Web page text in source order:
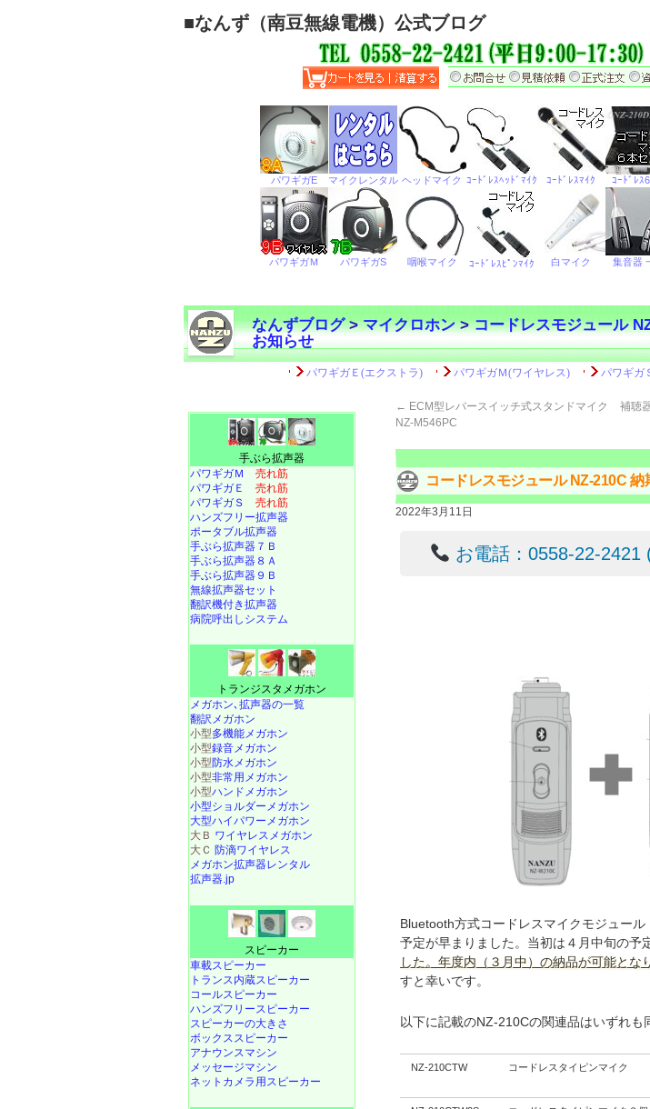
■なんず（南豆無線電機）公式ブログ
なんずブログ>マイクロホン>コードレスモジュール
お知らせ
← ECM型レバースイッチ式スタンドマイク
NZ-M546PC
補聴
コードレスモジュール NZ-210C
2022年3月11日
お電話：0558-22-2421
Bluetooth方式コードレスマイクモジュール
予定が早まりました。当初は４月中旬の予
した。年度内（３月中）の納品が可能とな
すと幸いです。
以下に記載のNZ-210Cの関連品はいずれも
NZ-210CTW コードレスタイピンマイク
手ぶら拡声器
パワギガＭ 売れ筋
パワギガＥ 売れ筋
パワギガＳ 売れ筋
ハンズフリー拡声器
ポータブル拡声器
手ぶら拡声器７Ｂ
手ぶら拡声器８Ａ
手ぶら拡声器９Ｂ
無線拡声器セット
翻訳機付き拡声器
病院呼出しシステム
トランジスタメガホン
メガホン､拡声器の一覧
翻訳メガホン
小型多機能メガホン
小型録音メガホン
小型防水メガホン
小型非常用メガホン
小型ハンドメガホン
小型ショルダーメガホン
大型ハイパワーメガホン
大Ｂ ワイヤレスメガホン
大Ｃ 防滴ワイヤレス
メガホン拡声器レンタル
拡声器.jp
スピーカー
車載スピーカー
トランス内蔵スピーカー
コールスピーカー
ハンズフリースピーカー
スピーカーの大きさ
ボックススピーカー
アナウンスマシン
メッセージマシン
ネットカメラ用スピーカー